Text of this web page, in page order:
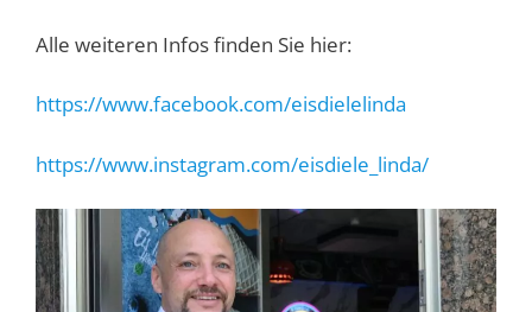
Alle weiteren Infos finden Sie hier:
https://www.facebook.com/eisdielelinda
https://www.instagram.com/eisdiele_linda/